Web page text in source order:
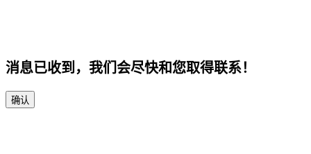
消息已收到，我们会尽快和您取得联系！
确认